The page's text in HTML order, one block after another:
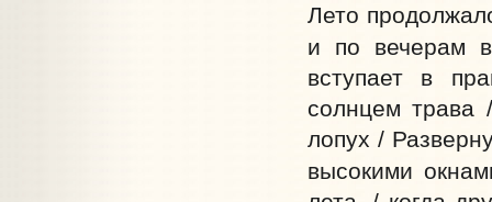
Лето
и по вечерам
вступает в
солнцем трава
лопух /
высокими